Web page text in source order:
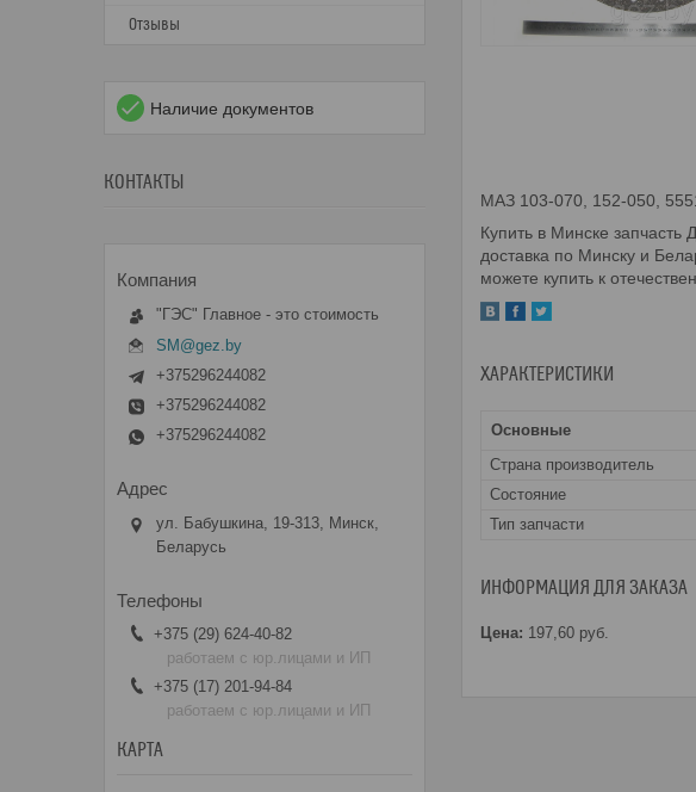
МАЗ 103-070, 152-050,
Купить в Минске
доставка по Минску и
можете купить к
ХАРАКТЕРИСТИКИ
Основные
Страна производитель
Состояние
Тип запчасти
ИНФОРМАЦИЯ ДЛЯ ЗАКАЗА
Цена: 197,60 руб.
Отзывы
Наличие документов
КОНТАКТЫ
"ГЭС" Главное - это стоимость
SM@gez.by
+375296244082
+375296244082
+375296244082
ул. Бабушкина, 19-313, Минск,
Беларусь
+375 (29) 624-40-82
работаем с юр.лицами и ИП
+375 (17) 201-94-84
работаем с юр.лицами и ИП
КАРТА